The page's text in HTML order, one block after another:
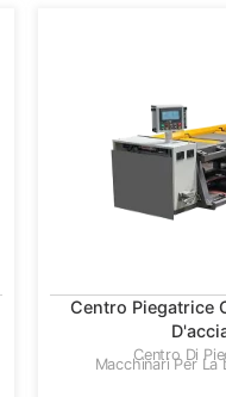
Centro Piegatrice
Centro Di
Macchinari Per La